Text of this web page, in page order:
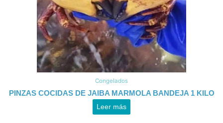
Congelados
PINZAS COCIDAS DE JAIBA MARMOLA BANDEJA 1 KILO
Leer más